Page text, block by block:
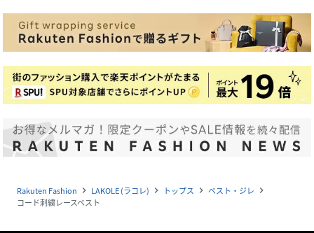
Rakuten Fashion navigate_next LAKOLE (ラコレ) navigate_next トップス navigate_next ベスト・ジレ navigate_next
コード刺繍レースベスト